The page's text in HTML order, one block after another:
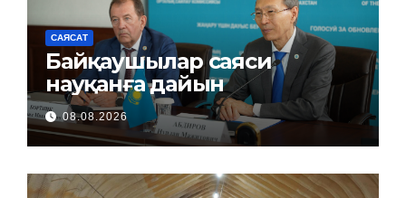
САЯСАТ
Байқаушылар саяси
науқанға дайын
08.08.2026